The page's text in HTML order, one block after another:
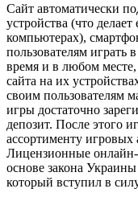
Сайт автоматически
устройства (что
компьютерах),
пользователям играть
время и в любом месте,
сайта на их
своим пользователям
игры достаточно
депозит. После этого
ассортименту игровых
Лицензионные
основе закона
который вступил в